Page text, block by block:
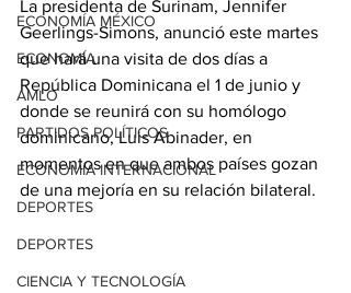
ECONOMÍA MÉXICO
ECONOMÍA
AMLO
PARTIDOS POLÍTICOS
ECONOMÍA INTERNACIONAL
DEPORTES
DEPORTES
CIENCIA Y TECNOLOGÍA
La presidenta de Surinam, Jennifer
Geerlings-Simons, anunció este martes
que hará una visita de dos días a
República Dominicana el 1 de junio y
donde se reunirá con su homólogo
dominicano, Luis Abinader, en
momentos en que ambos países gozan
de una mejoría en su relación bilateral.